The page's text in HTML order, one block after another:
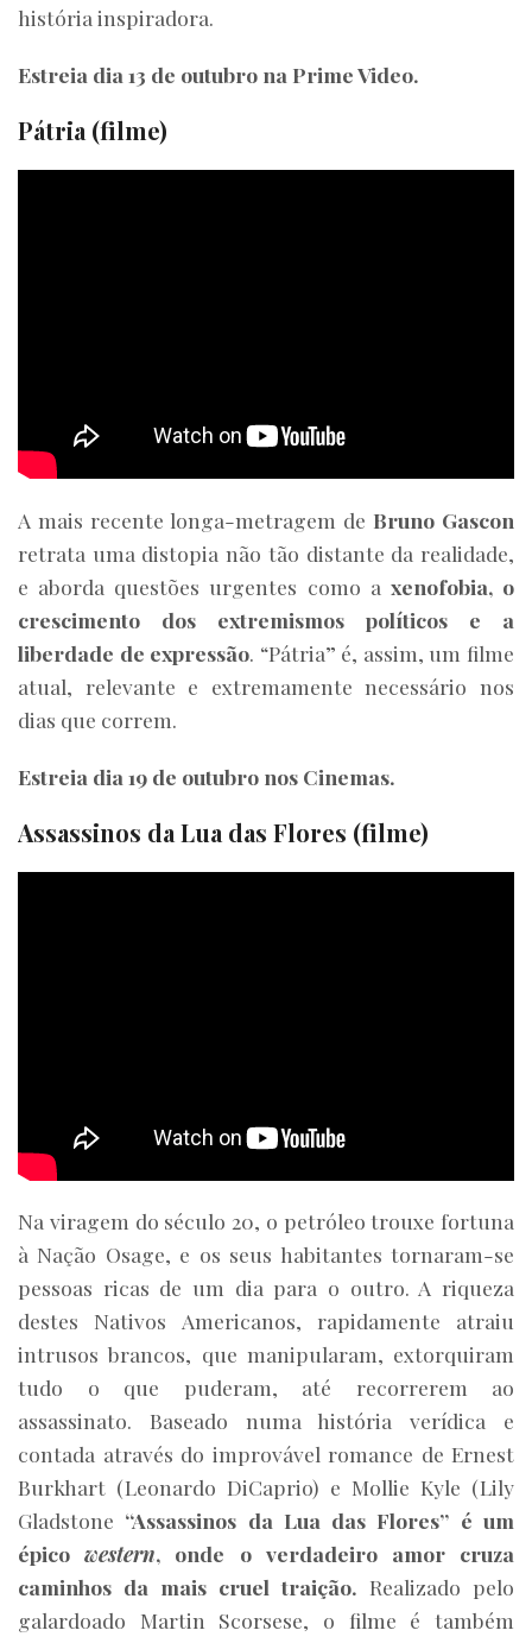
história inspiradora.
Estreia dia 13 de outubro na Prime Video.
Pátria (filme)
A mais recente longa-metragem de Bruno Gascon
retrata uma distopia não tão distante da realidade,
e aborda questões urgentes como a xenofobia, o
crescimento dos extremismos políticos e a
liberdade de expressão . “Pátria” é, assim, um filme
atual, relevante e extremamente necessário nos
dias que correm.
Estreia dia 19 de outubro nos Cinemas.
Assassinos da Lua das Flores (filme)
Na viragem do século 20, o petróleo trouxe fortuna
à Nação Osage, e os seus habitantes tornaram-se
pessoas ricas de um dia para o outro. A riqueza
destes Nativos Americanos, rapidamente atraiu
intrusos brancos, que manipularam, extorquiram
tudo o que puderam, até recorrerem ao
assassinato. Baseado numa história verídica e
contada através do improvável romance de Ernest
Burkhart (Leonardo DiCaprio) e Mollie Kyle (Lily
Gladstone “Assassinos da Lua das Flores” é um
épicowestern, onde o verdadeiro amor cruza
caminhos da mais cruel traição. Realizado pelo
galardoado Martin Scorsese, o filme é também